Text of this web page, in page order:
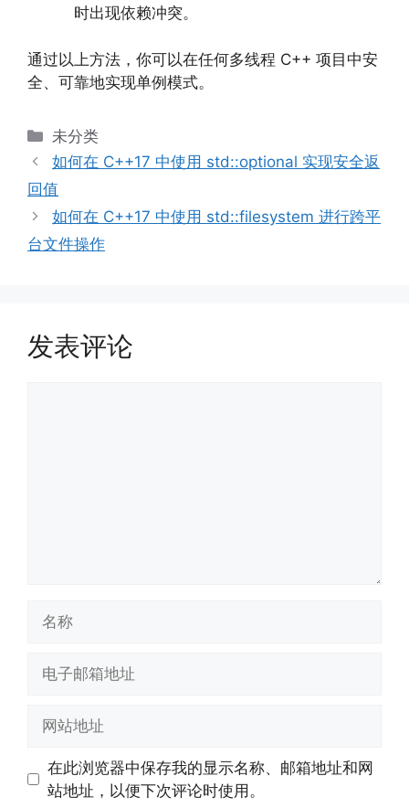
时出现依赖冲突。
通过以上方法，你可以在任何多线程 C++ 项目中安
全、可靠地实现单例模式。
分
类
未分类
如何在 C++17 中使用 std::optional 实现安全返
回值
如何在 C++17 中使用 std::filesystem 进行跨平
台文件操作
发表评论
址
址
在此浏览器中保存我的显示名称、邮箱地址和网
站地址，以便下次评论时使用。